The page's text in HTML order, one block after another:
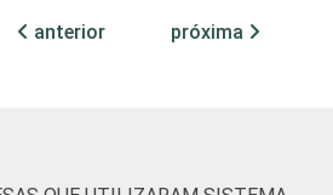
anterior próxima